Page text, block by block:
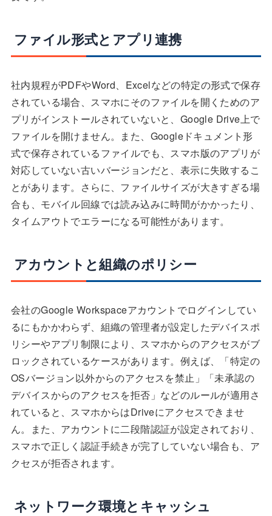
ファイル形式とアプリ連携
社内規程がPDFやWord、Excelなどの特定の形式で保存
されている場合、スマホにそのファイルを開くためのア
プリがインストールされていないと、Google Drive上で
ファイルを開けません。また、Googleドキュメント形
式で保存されているファイルでも、スマホ版のアプリが
対応していない古いバージョンだと、表示に失敗するこ
とがあります。さらに、ファイルサイズが大きすぎる場
合も、モバイル回線では読み込みに時間がかかったり、
タイムアウトでエラーになる可能性があります。
アカウントと組織のポリシー
会社のGoogle Workspaceアカウントでログインしてい
るにもかかわらず、組織の管理者が設定したデバイスポ
リシーやアプリ制限により、スマホからのアクセスがブ
ロックされているケースがあります。例えば、「特定の
OSバージョン以外からのアクセスを禁止」「未承認の
デバイスからのアクセスを拒否」などのルールが適用さ
れていると、スマホからはDriveにアクセスできませ
ん。また、アカウントに二段階認証が設定されており、
スマホで正しく認証手続きが完了していない場合も、ア
クセスが拒否されます。
ネットワーク環境とキャッシュ